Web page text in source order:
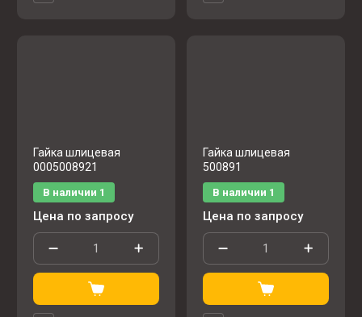
Гайка шлицевая
0005008921
В наличии 1
Цена по запросу
Гайка шлицевая
500891
В наличии 1
Цена по запросу